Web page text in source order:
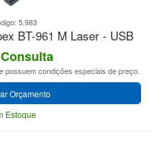
5.983
BT-961 M Laser - USB
possuem condições especiais de preço.
Orçamento
Estoque